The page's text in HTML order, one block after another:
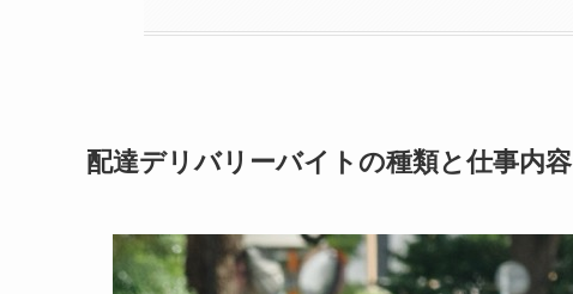
配達デリバリーバイトの種類と仕事内容